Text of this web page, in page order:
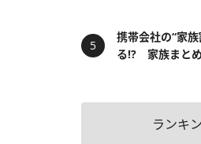
携帯会社の“家
る!? 家族まと
ランキ